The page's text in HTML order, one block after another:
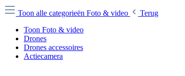
Toon alle categorieën Foto & video
Terug
Toon Foto & video
Drones
Drones accessoires
Actiecamera